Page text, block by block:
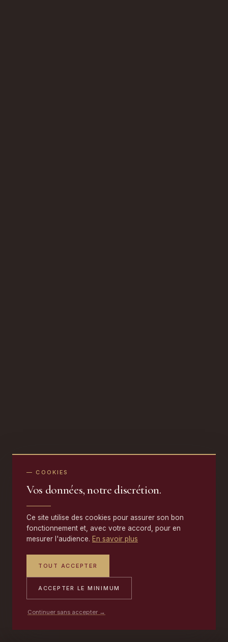
— COOKIES
Vos données, notre discrétion.
Ce site utilise des cookies pour assurer son bon
fonctionnement et, avec votre accord, pour en
mesurer l'audience. En savoir plus
TOUT ACCEPTER
ACCEPTER LE MINIMUM
Continuer sans accepter →